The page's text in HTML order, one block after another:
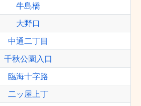
牛島橋
大野口
中通二丁目
千秋公園入口
臨海十字路
二ッ屋上丁